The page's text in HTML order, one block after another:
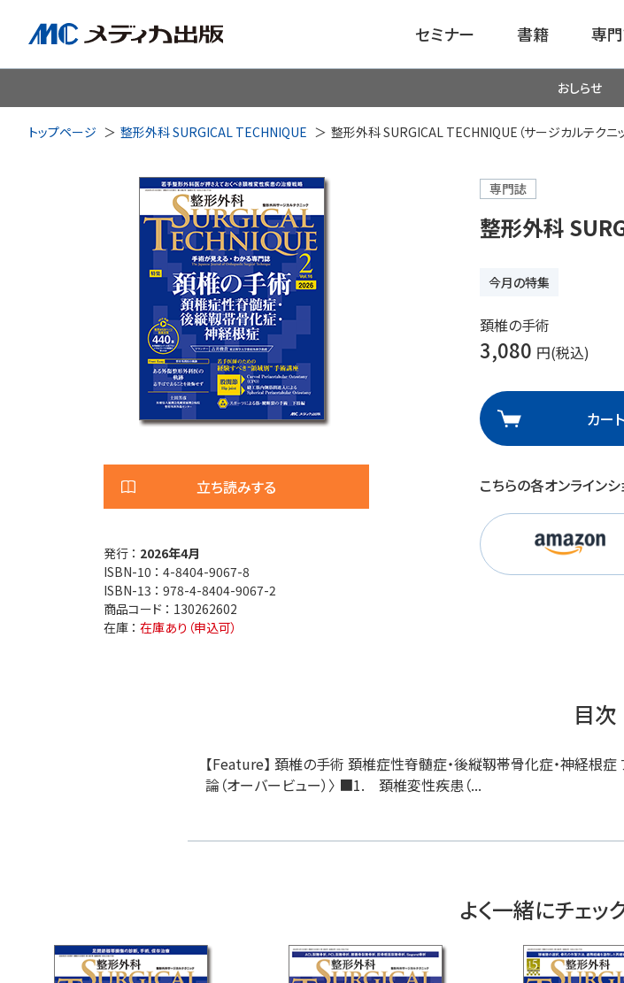
セミナー 書籍 専
看護
栄養
脳神経 循環器 心臓血管 呼吸器
透析・腎臓・血液浄化 がん
耳鼻咽喉科 産科・婦人科・周産
手術室・麻酔
感染管理・感染症 栄養管理
医療安全 産業保健
退院調整・地域医療連携
おしらせ
トップページ 整形外科 SURGICAL TECHNIQUE 整形外科 SURGICAL TECHNIQUE（サージカルテクニ
立ち読みする
発行 ： 2026年4月
ISBN-10 ： 4-8404-9067-8
ISBN-13 ： 978-4-8404-9067-2
商品コード ： 130262602
在庫 ： 在庫あり（申込可）
専門誌
整形外科
今月の特集
頚椎の手術
3,080 円(税込)
カー
こちらの各オンライン
目次
【Feature】 頚椎の手術 頚椎症性脊髄症・後縦靱帯骨化症・神経
論（オーバービュー）〉 ■1. 頚椎変性疾患（...
よく一緒にチェッ